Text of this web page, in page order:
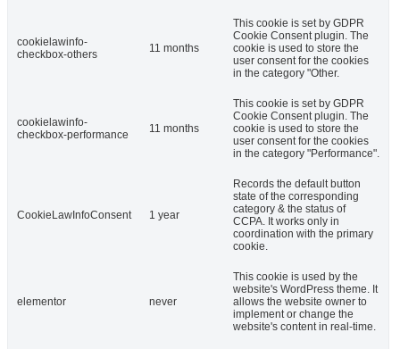
cookielawinfo-
checkbox-others
11 months
This cookie is set by GDPR
Cookie Consent plugin. The
cookie is used to store the
user consent for the cookies
in the category "Other.
cookielawinfo-
checkbox-performance
11 months
This cookie is set by GDPR
Cookie Consent plugin. The
cookie is used to store the
user consent for the cookies
in the category "Performance".
CookieLawInfoConsent 1 year
Records the default button
state of the corresponding
category & the status of
CCPA. It works only in
coordination with the primary
cookie.
elementor never
This cookie is used by the
website's WordPress theme. It
allows the website owner to
implement or change the
website's content in real-time.